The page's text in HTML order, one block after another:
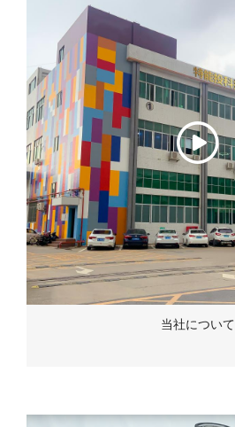
サポート
Kontakuto Us
当社について